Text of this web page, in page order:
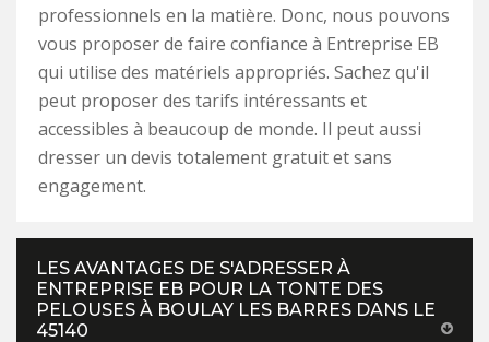
professionnels en la matière. Donc, nous pouvons
vous proposer de faire confiance à Entreprise EB
qui utilise des matériels appropriés. Sachez qu'il
peut proposer des tarifs intéressants et
accessibles à beaucoup de monde. Il peut aussi
dresser un devis totalement gratuit et sans
engagement.
LES AVANTAGES DE S'ADRESSER À
ENTREPRISE EB POUR LA TONTE DES
PELOUSES À BOULAY LES BARRES DANS LE
45140